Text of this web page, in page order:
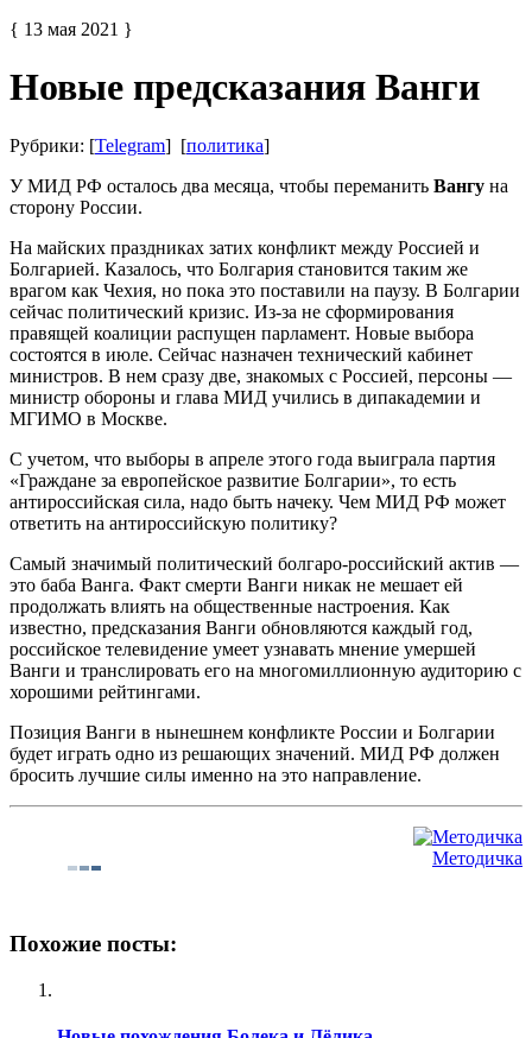
{ 13 мая 2021 }
Новые предсказания Ванги
Рубрики: [Telegram] [политика]
У МИД РФ осталось два месяца, чтобы переманить Вангу на
сторону России.
На майских праздниках затих конфликт между Россией и
Болгарией. Казалось, что Болгария становится таким же
врагом как Чехия, но пока это поставили на паузу. В Болгарии
сейчас политический кризис. Из-за не сформирования
правящей коалиции распущен парламент. Новые выбора
состоятся в июле. Сейчас назначен технический кабинет
министров. В нем сразу две, знакомых с Россией, персоны —
министр обороны и глава МИД учились в дипакадемии и
МГИМО в Москве.
С учетом, что выборы в апреле этого года выиграла партия
«Граждане за европейское развитие Болгарии», то есть
антироссийская сила, надо быть начеку. Чем МИД РФ может
ответить на антироссийскую политику?
Самый значимый политический болгаро-российский актив —
это баба Ванга. Факт смерти Ванги никак не мешает ей
продолжать влиять на общественные настроения. Как
известно, предсказания Ванги обновляются каждый год,
российское телевидение умеет узнавать мнение умершей
Ванги и транслировать его на многомиллионную аудиторию с
хорошими рейтингами.
Позиция Ванги в нынешнем конфликте России и Болгарии
будет играть одно из решающих значений. МИД РФ должен
бросить лучшие силы именно на это направление.
Методичка
Похожие посты: